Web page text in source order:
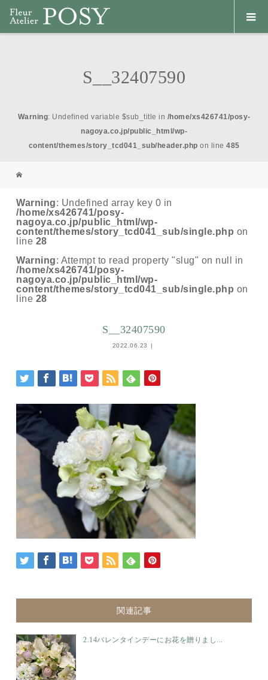
S__32407590
Warning: Undefined variable $sub_title in /home/xs426741/posy-
nagoya.co.jp/public_html/wp-
content/themes/story_tcd041_sub/header.php on line 485
Warning: Undefined array key 0 in
/home/xs426741/posy-
nagoya.co.jp/public_html/wp-
content/themes/story_tcd041_sub/single.php on
line 28
Warning: Attempt to read property "slug" on null in
/home/xs426741/posy-
nagoya.co.jp/public_html/wp-
content/themes/story_tcd041_sub/single.php on
line 28
S__32407590
2022.06.23
関連記事
2.14バレンタインデーにお花を贈りまし...